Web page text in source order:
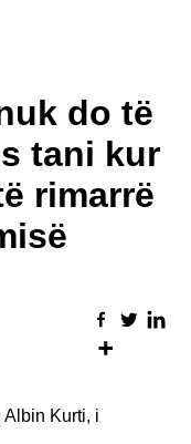
do të
tani kur
rimarrë
Kurti, i